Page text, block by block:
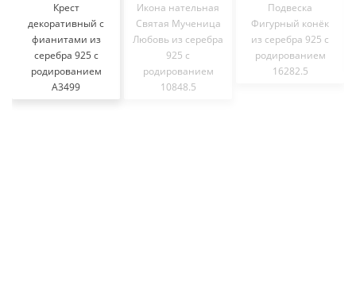
Крест
декоративный с
фианитами из
серебра 925 с
родированием
A3499
Икона нательная
Святая Мученица
Любовь из серебра
925 с
родированием
10848.5
Подвеска
Фигурный конёк
из серебра 925 с
родированием
16282.5